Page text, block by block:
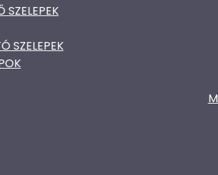
SZELEPEK
SZELEPEK